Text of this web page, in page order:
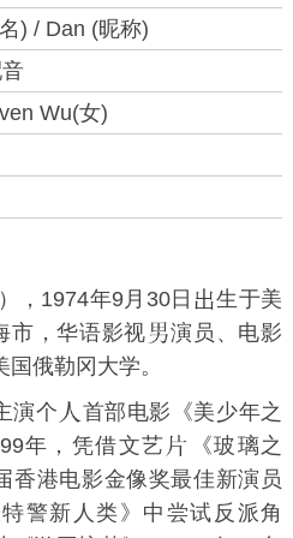
) / Dan (昵称)
Wu(女)
，1974年9月30日
生于美
市，华语影视
演员、电影
国俄勒冈大学。
演个
首部电影《美少年之
年，凭借文艺 《玻璃之
香港电影金像奖最佳新演员
特警新人类》中尝试反派角